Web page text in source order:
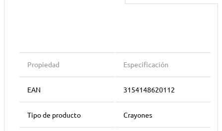
Propiedad Especificación
EAN 3154148620112
Tipo de producto Crayones